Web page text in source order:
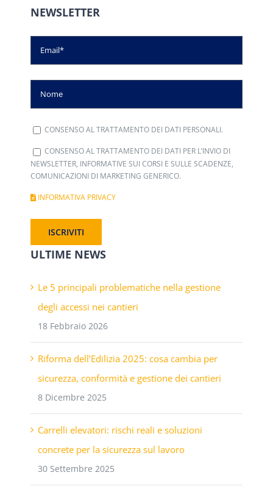
NEWSLETTER
CONSENSO AL TRATTAMENTO DEI DATI PERSONALI.
CONSENSO AL TRATTAMENTO DEI DATI PER L’INVIO DI
NEWSLETTER, INFORMATIVE SUI CORSI E SULLE SCADENZE,
COMUNICAZIONI DI MARKETING GENERICO.
INFORMATIVA PRIVACY
ULTIME NEWS
Le 5 principali problematiche nella gestione
degli accessi nei cantieri
18 Febbraio 2026
Riforma dell’Edilizia 2025: cosa cambia per
sicurezza, conformità e gestione dei cantieri
8 Dicembre 2025
Carrelli elevatori: rischi reali e soluzioni
concrete per la sicurezza sul lavoro
30 Settembre 2025